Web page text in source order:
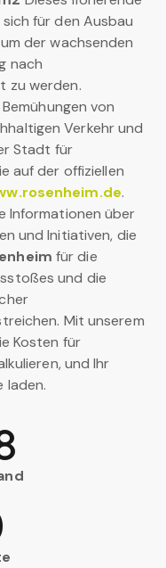
für den Ausbau
der wachsenden
nach
zu werden.
von
Verkehr und
Stadt für
auf der offiziellen
.
Informationen über
und Initiativen, die
für die
und die
Mit unserem
Kosten für
und Ihr
laden.